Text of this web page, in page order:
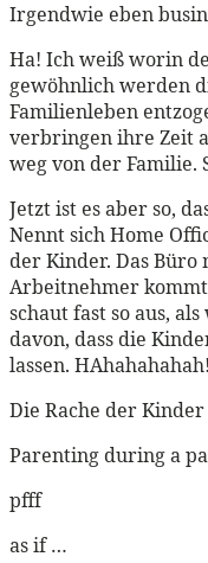
Irgendwie eben
Ha! Ich weiß worin
gewöhnlich werden
Familienleben
verbringen ihre Zeit
weg von der Familie.
Jetzt ist es aber so,
Nennt sich Home
der Kinder. Das
Arbeitnehmer kommt
schaut fast so aus,
davon, dass die
lassen. HAhahahahah!
Die Rache der Kinder
Parenting during a
pfff
as if …